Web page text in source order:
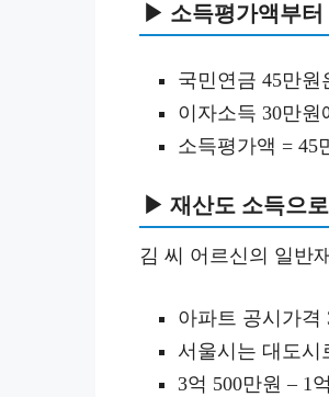
▶ 소득평가액부터
국민연금 45만원
이자소득 30만원
소득평가액 = 45
▶ 재산도 소득으
김 씨 어르신의 일반
아파트 공시가격
서울시는 대도시
3억 500만원 – 1